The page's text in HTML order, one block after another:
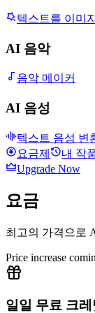
텍스트를 이미
AI 음악
음악 메이커
AI 음성
텍스트 음성 변
요금제
내 작
Upgrade Now
요금
최고의 가격으로
Price increase
일일 무료 크레